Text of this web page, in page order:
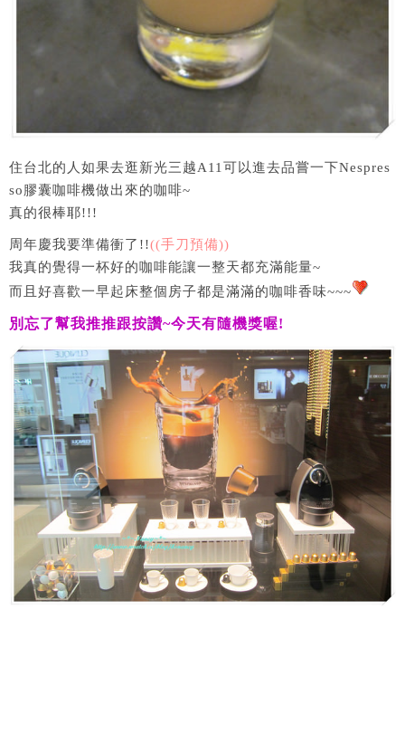
住台北的人如果去逛新光三越A11可以進去品嘗一下Nespres
so膠囊咖啡機做出來的咖啡~
真的很棒耶!!!
周年慶我要準備衝了!!((手刀預備))
我真的覺得一杯好的咖啡能讓一整天都充滿能量~
而且好喜歡一早起床整個房子都是滿滿的咖啡香味~~~
別忘了幫我推推跟按讚~今天有隨機獎喔!